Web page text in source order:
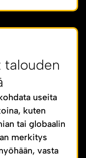
talouden
useita
kuten
tai globaalin
merkitys
vasta